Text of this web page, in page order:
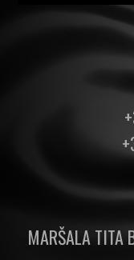
MARŠALA TITA